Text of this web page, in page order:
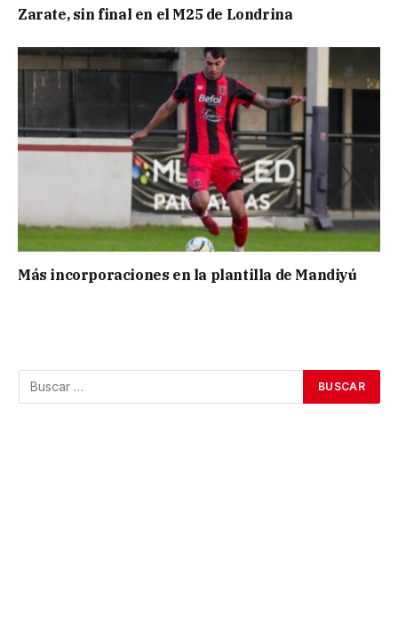
Zarate, sin final en el M25 de Londrina
Más incorporaciones en la plantilla de Mandiyú